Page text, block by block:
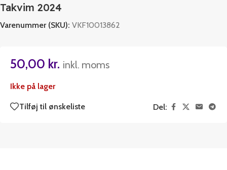
Takvim 2024
Varenummer (SKU): VKF10013862
50,00 kr. inkl. moms
Ikke på lager
Tilføj til ønskeliste Del: